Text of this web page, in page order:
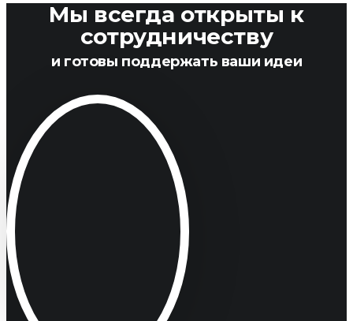
Мы всегда открыты к
сотрудничеству
и готовы поддержать ваши идеи